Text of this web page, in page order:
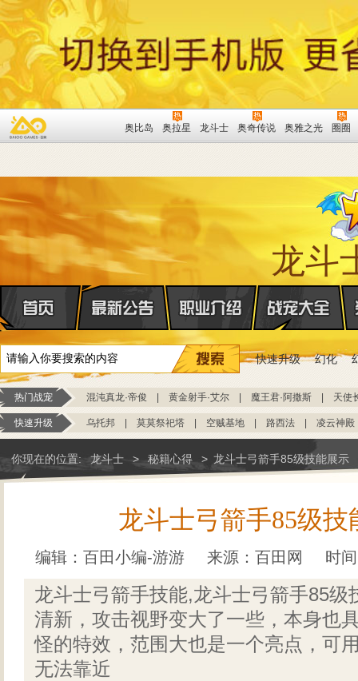
奥比岛 奥拉星 龙斗士 奥奇传说 奥雅之光 圈圈
龙斗
快速升级 幻化
热门战宠 混沌真龙·帝俊 黄金射手·艾尔 魔王君·阿撒斯 天使
快速升级 乌托邦 莫莫祭祀塔 空贼基地 路西法 凌云神殿
你现在的位置: 龙斗士 > 秘籍心得 > 龙斗士弓箭手85级技能展示
龙斗士弓箭手85级技
编辑：百田小编-游游 来源： 百田网 时
龙斗士弓箭手技能,龙斗士弓箭手85级
清新，攻击视野变大了一些，本身也
怪的特效，范围大也是一个亮点，可
无法靠近